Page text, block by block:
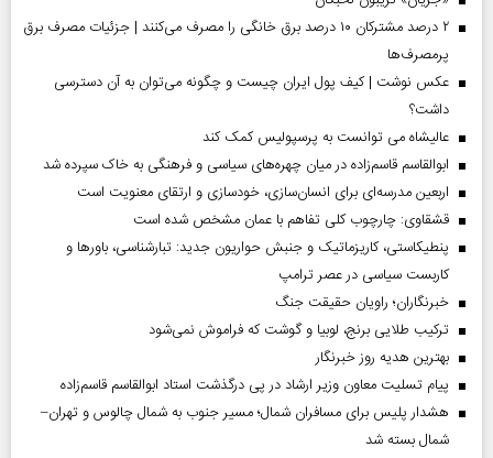
۲ درصد مشترکان ۱۰ درصد برق خانگی را مصرف می‌کنند | جزئیات مصرف برق
پرمصرف‌ها
عکس نوشت | کیف پول ایران چیست و چگونه می‌توان به آن دسترسی
داشت؟
عالیشاه می توانست به پرسپولیس کمک کند
ابوالقاسم قاسم‌زاده در میان چهره‌های سیاسی و فرهنگی به خاک سپرده شد
اربعین مدرسه‌ای برای انسان‌سازی، خودسازی و ارتقای معنویت است
قشقاوی: چارچوب کلی تفاهم با عمان مشخص شده است
پنطیکاستی، کاریزماتیک و جنبش حواریون جدید: تبارشناسی، باور‌ها و
کاربست سیاسی در عصر ترامپ
خبرنگاران؛ راویان حقیقت جنگ
ترکیب طلایی برنج، لوبیا و گوشت که فراموش نمی‌شود
بهترین هدیه روز خبرنگار
پیام تسلیت معاون وزیر ارشاد در پی درگذشت استاد ابوالقاسم قاسم‌زاده
هشدار پلیس برای مسافران شمال؛ مسیر جنوب به شمال چالوس و تهران–
شمال بسته شد